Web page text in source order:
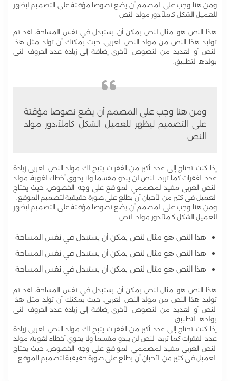
ومن هنا وجب على المصمم أن يضع نصوصا مؤقتة على التصميم ليظهر
للعميل الشكل كاملاً،دور مولد النص
هذا النص هو مثال لنص يمكن أن يستبدل في نفس المساحة، لقد تم
توليد هذا النص من مولد النص العربى، حيث يمكنك أن تولد مثل هذا
النص أو العديد من النصوص الأخرى إضافة إلى زيادة عدد الحروف التى
يولدها التطبيق.
ومن هنا وجب على المصمم أن يضع نصوصا مؤقتة
على التصميم ليظهر للعميل الشكل كاملاً،دور مولد
النص
إذا كنت تحتاج إلى عدد أكبر من الفقرات يتيح لك مولد النص العربى زيادة
عدد الفقرات كما تريد، النص لن يبدو مقسما ولا يحوي أخطاء لغوية، مولد
النص العربى مفيد لمصممي المواقع على وجه الخصوص، حيث يحتاج
العميل فى كثير من الأحيان أن يطلع على صورة حقيقية لتصميم الموقع.
ومن هنا وجب على المصمم أن يضع نصوصا مؤقتة على التصميم ليظهر
للعميل الشكل كاملاً،دور مولد النص
هذا النص هو مثال لنص يمكن أن يستبدل في نفس المساحة
هذا النص هو مثال لنص يمكن أن يستبدل في نفس المساحة
هذا النص هو مثال لنص يمكن أن يستبدل في نفس المساحة
هذا النص هو مثال لنص يمكن أن يستبدل في نفس المساحة، لقد تم
توليد هذا النص من مولد النص العربى، حيث يمكنك أن تولد مثل هذا
النص أو العديد من النصوص الأخرى إضافة إلى زيادة عدد الحروف التى
يولدها التطبيق.
إذا كنت تحتاج إلى عدد أكبر من الفقرات يتيح لك مولد النص العربى زيادة
عدد الفقرات كما تريد، النص لن يبدو مقسما ولا يحوي أخطاء لغوية، مولد
النص العربى مفيد لمصممي المواقع على وجه الخصوص، حيث يحتاج
العميل فى كثير من الأحيان أن يطلع على صورة حقيقية لتصميم الموقع.